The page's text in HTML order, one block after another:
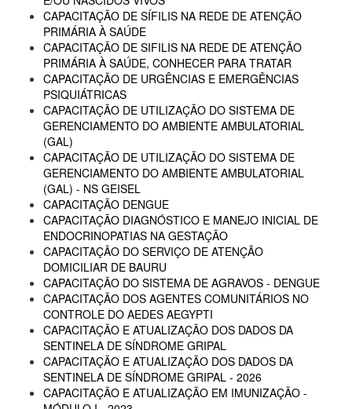
CAPACITAÇÃO DE SÍFILIS NA REDE DE ATENÇÃO
PRIMÁRIA À SAÚDE
CAPACITAÇÃO DE SIFILIS NA REDE DE ATENÇÃO
PRIMÁRIA À SAÚDE, CONHECER PARA TRATAR
CAPACITAÇÃO DE URGÊNCIAS E EMERGÊNCIAS
PSIQUIÁTRICAS
CAPACITAÇÃO DE UTILIZAÇÃO DO SISTEMA DE
GERENCIAMENTO DO AMBIENTE AMBULATORIAL
(GAL)
CAPACITAÇÃO DE UTILIZAÇÃO DO SISTEMA DE
GERENCIAMENTO DO AMBIENTE AMBULATORIAL
(GAL) - NS GEISEL
CAPACITAÇÃO DENGUE
CAPACITAÇÃO DIAGNÓSTICO E MANEJO INICIAL DE
ENDOCRINOPATIAS NA GESTAÇÃO
CAPACITAÇÃO DO SERVIÇO DE ATENÇÃO
DOMICILIAR DE BAURU
CAPACITAÇÃO DO SISTEMA DE AGRAVOS - DENGUE
CAPACITAÇÃO DOS AGENTES COMUNITÁRIOS NO
CONTROLE DO AEDES AEGYPTI
CAPACITAÇÃO E ATUALIZAÇÃO DOS DADOS DA
SENTINELA DE SÍNDROME GRIPAL
CAPACITAÇÃO E ATUALIZAÇÃO DOS DADOS DA
SENTINELA DE SÍNDROME GRIPAL - 2026
CAPACITAÇÃO E ATUALIZAÇÃO EM IMUNIZAÇÃO -